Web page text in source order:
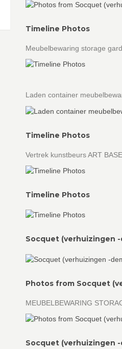
Timeline Photos
Meubelbewaring storage
Laden container
Timeline Photos
Vertrek kunstbeurs ART
Timeline Photos
Socquet (verhuizingen
Photos from Socquet
MEUBELBEWARING
Socquet (verhuizingen